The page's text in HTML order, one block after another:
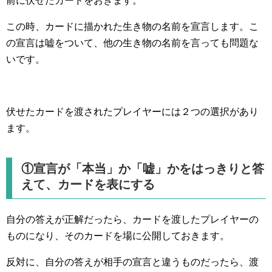
この時、カードに描かれた生き物の名前を宣言します。こ
の宣言は嘘をついて、他の生き物の名前を言っても問題な
いです。
伏せたカードを渡されたプレイヤーには２つの選択があり
ます。
①宣言が「本当」か「嘘」かをはっきりと答
えて、カードを表にする
自分の答えが正解だったら、カードを渡したプレイヤーの
ものになり、そのカードを場に公開しておきます。
反対に、自分の答えが相手の宣言と違うものだったら、渡